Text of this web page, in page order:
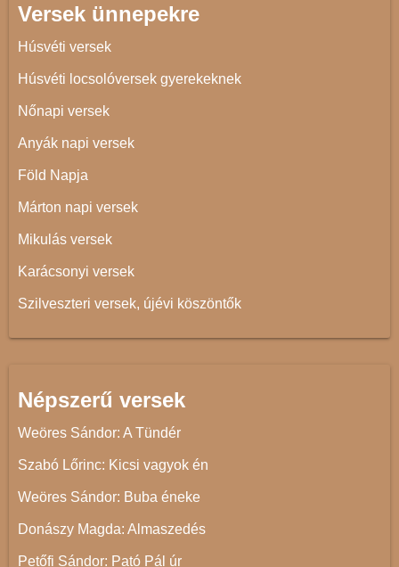
Versek ünnepekre
Húsvéti versek
Húsvéti locsolóversek gyerekeknek
Nőnapi versek
Anyák napi versek
Föld Napja
Márton napi versek
Mikulás versek
Karácsonyi versek
Szilveszteri versek, újévi köszöntők
Népszerű versek
Weöres Sándor: A Tündér
Szabó Lőrinc: Kicsi vagyok én
Weöres Sándor: Buba éneke
Donászy Magda: Almaszedés
Petőfi Sándor: Pató Pál úr